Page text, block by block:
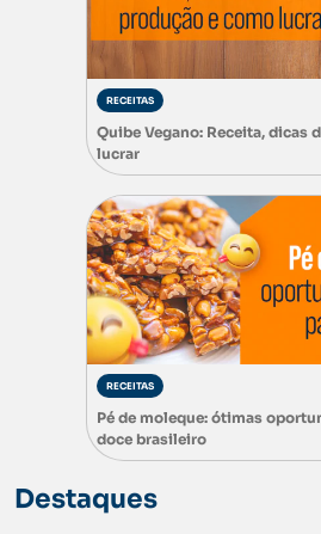
RECEITAS
Quibe Vegano: Receita, dicas
lucrar
RECEITAS
Pé de moleque: ótimas
doce brasileiro
Destaques